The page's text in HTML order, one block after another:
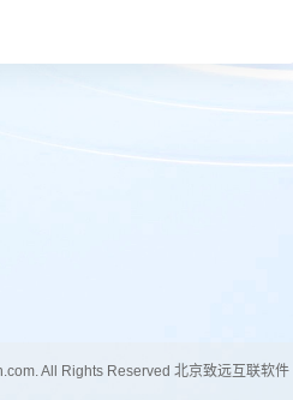
All Rights Reserved 北京致远互联软件